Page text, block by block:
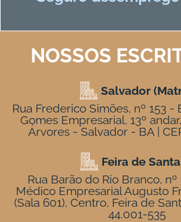
NOSSOS
Salvador
Rua Frederico Simões, nº 153
Gomes Empresarial, 13º
Árvores - Salvador - BA |
Feira de
Rua Barão do Rio Branco,
Médico Empresarial Augusto
(Sala 601), Centro, Feira de
44.001-535